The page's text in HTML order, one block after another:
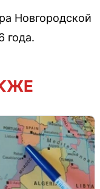
Новгородской
года.